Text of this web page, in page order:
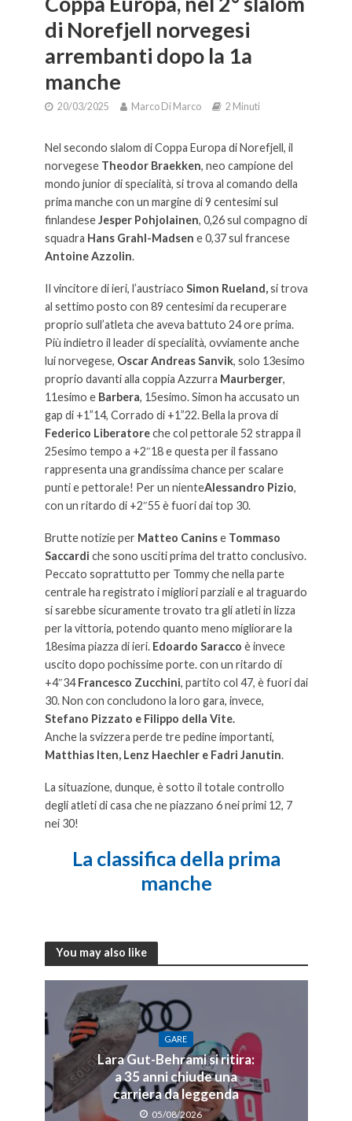
di Norefjell norvegesi
arrembanti dopo la 1a
manche
20/03/2025 Marco Di Marco 2 Minuti
Nel secondo slalom di Coppa Europa di Norefjell, il
norvegese Theodor Braekken, neo campione del
mondo junior di specialità, si trova al comando della
prima manche con un margine di 9 centesimi sul
finlandeseJesper Pohjolainen, 0,26 sul compagno di
squadra Hans Grahl-Madsen e 0,37 sul francese
Antoine Azzolin.
Il vincitore di ieri, l’austriaco Simon Rueland,si trova
al settimo posto con 89 centesimi da recuperare
proprio sull’atleta che aveva battuto 24 ore prima.
Più indietro il leader di specialità, ovviamente anche
lui norvegese, Oscar Andreas Sanvik, solo 13esimo
proprio davanti alla coppia Azzurra Maurberger,
11esimo e Barbera, 15esimo. Simon ha accusato un
gap di +1”14, Corrado di +1”22. Bella la prova di
Federico Liberatoreche col pettorale 52 strappa il
25esimo tempo a +2″18 e questa per il fassano
rappresenta una grandissima chance per scalare
punti e pettorale! Per un nienteAlessandro Pizio,
con un ritardo di +2″55 è fuori dai top 30.
Brutte notizie per Matteo Caninse Tommaso
Saccardi che sono usciti prima del tratto conclusivo.
Peccato soprattutto per Tommy che nella parte
centrale ha registrato i migliori parziali e al traguardo
si sarebbe sicuramente trovato tra gli atleti in lizza
per la vittoria, potendo quanto meno migliorare la
18esima piazza di ieri. Edoardo Saracco è invece
uscito dopo pochissime porte. con un ritardo di
+4″34Francesco Zucchini, partito col 47, è fuori dai
30. Non con concludono la loro gara, invece,
Stefano Pizzato e Filippo della Vite.
Anche la svizzera perde tre pedine importanti,
Matthias Iten, Lenz Haechler e Fadri Janutin.
La situazione, dunque, è sotto il totale controllo
degli atleti di casa che ne piazzano 6 nei primi 12, 7
nei 30!
La classifica della prima
manche
You may also like
GARE
Lara Gut-Behrami si ritira:
a 35 anni chiude una
carriera da leggenda
05/08/2026